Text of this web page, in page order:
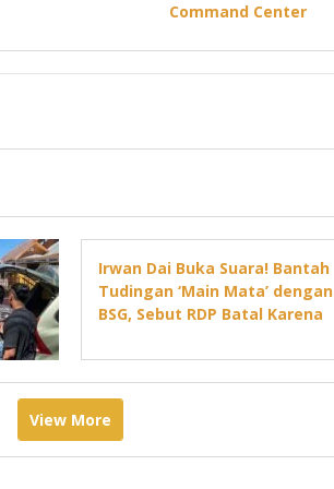
Command Center
Irwan Dai Buka Suara! Bantah
Tudingan ‘Main Mata’ dengan
BSG, Sebut RDP Batal Karena
View More